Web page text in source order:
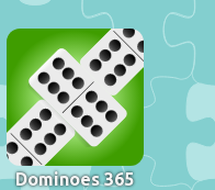
Dominoes 365